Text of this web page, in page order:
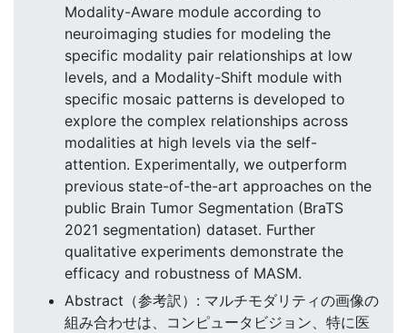
Modality-Aware module according to
neuroimaging studies for modeling the
specific modality pair relationships at low
levels, and a Modality-Shift module with
specific mosaic patterns is developed to
explore the complex relationships across
modalities at high levels via the self-
attention. Experimentally, we outperform
previous state-of-the-art approaches on the
public Brain Tumor Segmentation (BraTS
2021 segmentation) dataset. Further
qualitative experiments demonstrate the
efficacy and robustness of MASM.
Abstract（参考訳）: マルチモダリティの画像の
組み合わせは、コンピュータビジョン、特に医